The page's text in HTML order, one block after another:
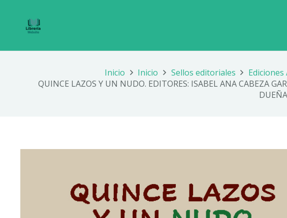
Inicio Inicio Sellos editoriales
Ediciones
QUINCE LAZOS Y UN NUDO. EDITORES: ISABEL ANA CABEZA